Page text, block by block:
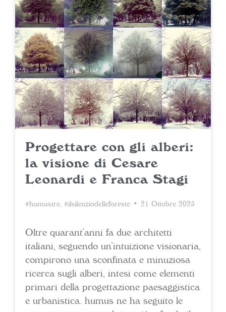
Progettare con gli alberi:
la visione di Cesare
Leonardi e Franca Stagi
#humustre, #ilsilenziodelleforeste • 21 Ottobre 2025
Oltre quarant’anni fa due architetti
italiani, seguendo un’intuizione visionaria,
compirono una sconfinata e minuziosa
ricerca sugli alberi, intesi come elementi
primari della progettazione paesaggistica
e urbanistica. humus ne ha seguito le